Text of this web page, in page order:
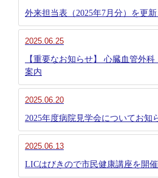
外来担当表（2025年7月分）を更新
2025.06.25
【重要なお知らせ】 心臓血管外
案内
2025.06.20
2025年度病院見学会についてお知
2025.06.13
LICはびきので市民健康講座を開催